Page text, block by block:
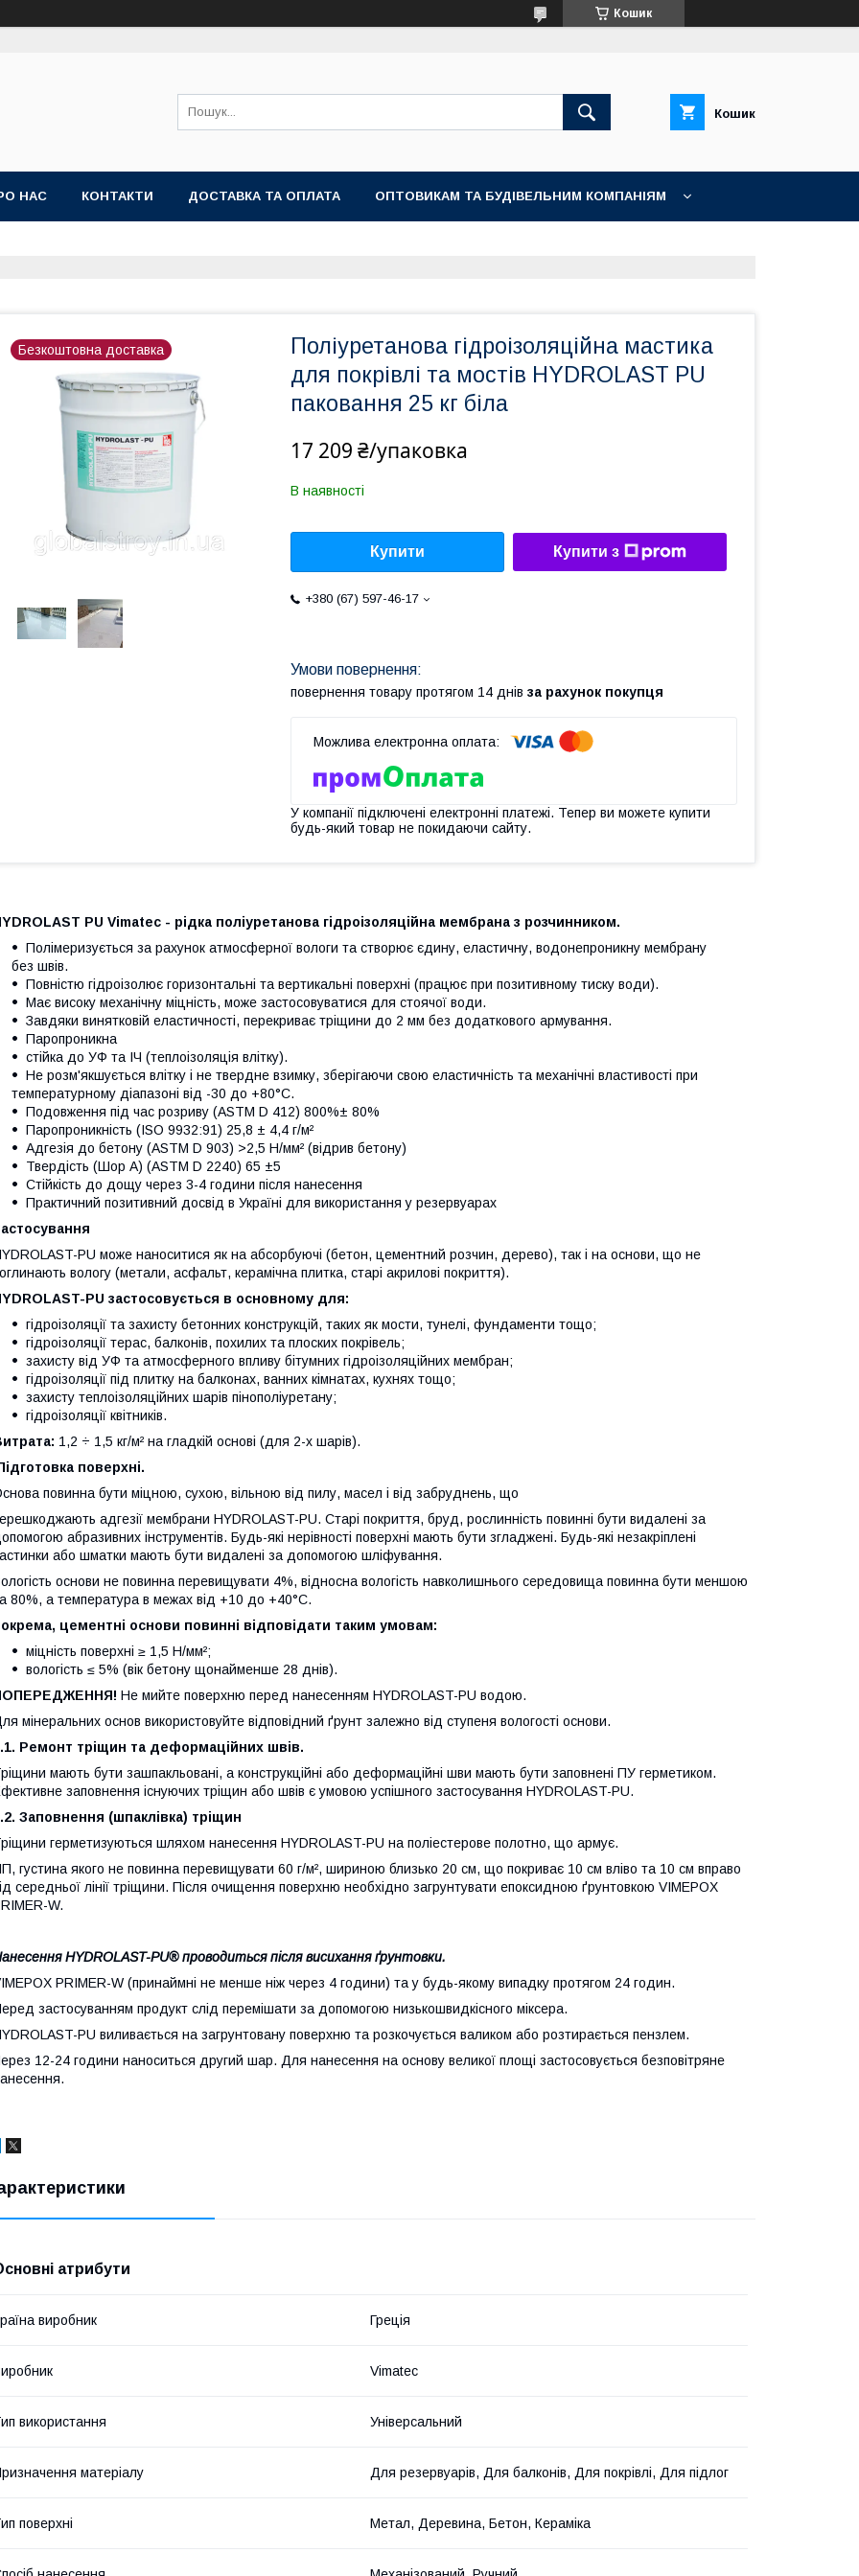
Кошик
Кошик
НАС КОНТАКТИ ДОСТАВКА ТА ОПЛАТА ОПТОВИКАМ ТА БУДІВЕЛЬНИМ КОМПАНІЯМ
Безкоштовна доставка
Поліуретанова гідроізоляційна мастика
для покрівлі та мостів HYDROLAST PU
паковання 25 кг біла
17 209 ₴/упаковка
В наявності
Купити Купити з
+380 (67) 597-46-17
повернення товару протягом 14 днів за рахунок покупця
У компанії підключені електронні платежі. Тепер ви можете купити
будь-який товар не покидаючи сайту.
PU Vimatec - рідка поліуретанова гідроізоляційна мембрана з розчинником.
Полімеризується за рахунок атмосферної вологи та створює єдину, еластичну, водонепроникну мембрану
без швів.
Повністю гідроізолює горизонтальні та вертикальні поверхні (працює при позитивному тиску води).
Має високу механічну міцність, може застосовуватися для стоячої води.
Завдяки винятковій еластичності, перекриває тріщини до 2 мм без додаткового армування.
Паропроникна
стійка до УФ та ІЧ (теплоізоляція влітку).
Не розм'якшується влітку і не твердне взимку, зберігаючи свою еластичність та механічні властивості при
температурному діапазоні від -30 до +80°С.
Подовження під час розриву (ASTM D 412) 800%± 80%
Паропроникність (ІSO 9932:91) 25,8 ± 4,4 г/м²
Адгезія до бетону (ASTM D 903) >2,5 Н/мм² (відрив бетону)
Твердість (Шор A) (ASTM D 2240) 65 ±5
Стійкість до дощу через 3-4 години після нанесення
Практичний позитивний досвід в Україні для використання у резервуарах
PU може наноситися як на абсорбуючі (бетон, цементний розчин, дерево), так і на основи, що не
вологу (метали, асфальт, керамічна плитка, старі акрилові покриття).
PU застосовується в основному для:
гідроізоляції та захисту бетонних конструкцій, таких як мости, тунелі, фундаменти тощо;
гідроізоляції терас, балконів, похилих та плоских покрівель;
захисту від УФ та атмосферного впливу бітумних гідроізоляційних мембран;
гідроізоляції під плитку на балконах, ванних кімнатах, кухнях тощо;
захисту теплоізоляційних шарів пінополіуретану;
гідроізоляції квітників.
1,2 ÷ 1,5 кг/м² на гладкій основі (для 2-х шарів).
поверхні.
повинна бути міцною, сухою, вільною від пилу, масел і від забруднень, що
адгезії мембрани HYDROLAST-PU. Старі покриття, бруд, рослинність повинні бути видалені за
абразивних інструментів. Будь-які нерівності поверхні мають бути згладжені. Будь-які незакріплені
або шматки мають бути видалені за допомогою шліфування.
основи не повинна перевищувати 4%, відносна вологість навколишнього середовища повинна бути меншою
80%, а температура в межах від +10 до +40°С.
цементні основи повинні відповідати таким умовам:
міцність поверхні ≥ 1,5 Н/мм²;
вологість ≤ 5% (вік бетону щонайменше 28 днів).
Не мийте поверхню перед нанесенням HYDROLAST-PU водою.
мінеральних основ використовуйте відповідний ґрунт залежно від ступеня вологості основи.
Ремонт тріщин та деформаційних швів.
мають бути зашпакльовані, а конструкційні або деформаційні шви мають бути заповнені ПУ герметиком.
заповнення існуючих тріщин або швів є умовою успішного застосування HYDROLAST-PU.
Заповнення (шпаклівка) тріщин
герметизуються шляхом нанесення HYDROLAST-PU на поліестерове полотно, що армує.
густина якого не повинна перевищувати 60 г/м², шириною близько 20 см, що покриває 10 см вліво та 10 см вправо
середньої лінії тріщини. Після очищення поверхню необхідно загрунтувати епоксидною ґрунтовкою VIMEPOX
W.
HYDROLAST-PU® проводиться після висихання ґрунтовки.
PRIMER-W (принаймні не менше ніж через 4 години) та у будь-якому випадку протягом 24 годин.
застосуванням продукт слід перемішати за допомогою низькошвидкісного міксера.
PU виливається на загрунтовану поверхню та розкочується валиком або розтирається пензлем.
12-24 години наноситься другий шар. Для нанесення на основу великої площі застосовується безповітряне
атрибути
виробник Греція
Vimatec
використання Універсальний
матеріалу Для резервуарів, Для балконів, Для покрівлі, Для підлог
поверхні Метал, Деревина, Бетон, Кераміка